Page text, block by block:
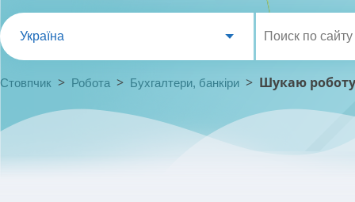
Україна
Стовпчик > Робота > Бухгалтери, банкіри > Шукаю роботу